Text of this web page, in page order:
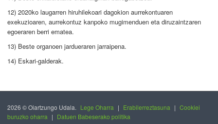
12) 2020ko laugarren hiruhilekoari dagokion aurrekontuaren
exekuzioaren, aurrekontuz kanpoko mugimenduen eta diruzaintzaren
egoeraren berri ematea.
13) Beste organoen jardueraren jarraipena.
14) Eskari-galderak.
2026 © Oiartzungo Udala. Lege Oharra | Erabilerreztasuna | Cookiei
buruzko oharra | Datuen Babeserako politika